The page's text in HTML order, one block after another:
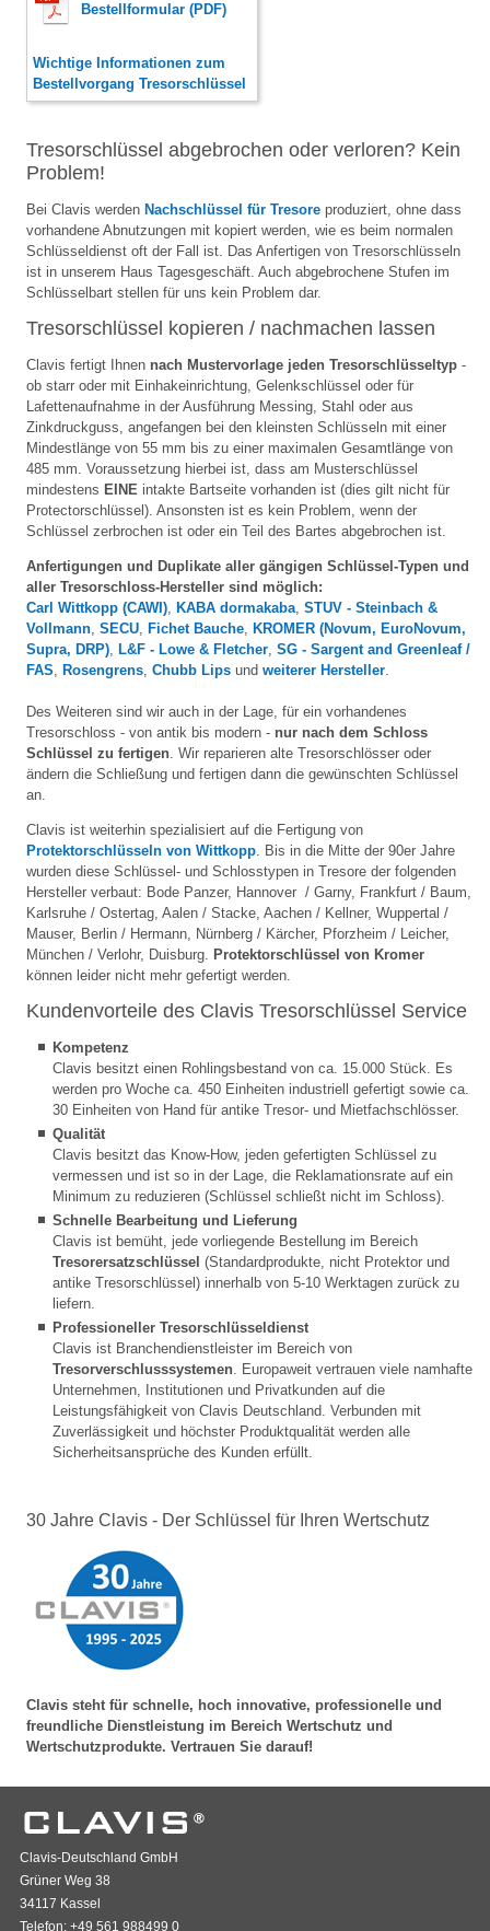
Bestellformular (PDF)
Wichtige Informationen zum
Bestellvorgang Tresorschlüssel
Tresorschlüssel abgebrochen oder verloren? Kein
Problem!
Bei Clavis werden Nachschlüssel für Tresore produziert, ohne dass
vorhandene Abnutzungen mit kopiert werden, wie es beim normalen
Schlüsseldienst oft der Fall ist. Das Anfertigen von Tresorschlüsseln
ist in unserem Haus Tagesgeschäft. Auch abgebrochene Stufen im
Schlüsselbart stellen für uns kein Problem dar.
Tresorschlüssel kopieren / nachmachen lassen
Clavis fertigt Ihnen nach Mustervorlage jeden Tresorschlüsseltyp -
ob starr oder mit Einhakeinrichtung, Gelenkschlüssel oder für
Lafettenaufnahme in der Ausführung Messing, Stahl oder aus
Zinkdruckguss, angefangen bei den kleinsten Schlüsseln mit einer
Mindestlänge von 55 mm bis zu einer maximalen Gesamtlänge von
485 mm. Voraussetzung hierbei ist, dass am Musterschlüssel
mindestens EINE intakte Bartseite vorhanden ist (dies gilt nicht für
Protectorschlüssel). Ansonsten ist es kein Problem, wenn der
Schlüssel zerbrochen ist oder ein Teil des Bartes abgebrochen ist.
Anfertigungen und Duplikate aller gängigen Schlüssel-Typen und
aller Tresorschloss-Hersteller sind möglich:
Carl Wittkopp (CAWI), KABA dormakaba,STUV - Steinbach &
Vollmann,SECU, Fichet Bauche, KROMER (Novum, EuroNovum,
Supra, DRP), L&F - Lowe & Fletcher,SG - Sargent and Greenleaf /
FAS, Rosengrens,Chubb Lips undweiterer Hersteller.
Des Weiteren sind wir auch in der Lage, für ein vorhandenes
Tresorschloss - von antik bis modern - nur nach dem Schloss
Schlüssel zu fertigen. Wir reparieren alte Tresorschlösser oder
ändern die Schließung und fertigen dann die gewünschten Schlüssel
an.
Clavis ist weiterhin spezialisiert auf die Fertigung von
Protektorschlüsseln von Wittkopp. Bis in die Mitte der 90er Jahre
wurden diese Schlüssel- und Schlosstypen in Tresore der folgenden
Hersteller verbaut: Bode Panzer, Hannover / Garny, Frankfurt / Baum,
Karlsruhe / Ostertag, Aalen / Stacke, Aachen / Kellner, Wuppertal /
Mauser, Berlin / Hermann, Nürnberg / Kärcher, Pforzheim / Leicher,
München / Verlohr, Duisburg. Protektorschlüssel von Kromer
können leider nicht mehr gefertigt werden.
Kundenvorteile des Clavis Tresorschlüssel Service
Kompetenz
Clavis besitzt einen Rohlingsbestand von ca. 15.000 Stück. Es
werden pro Woche ca. 450 Einheiten industriell gefertigt sowie ca.
30 Einheiten von Hand für antike Tresor- und Mietfachschlösser.
Qualität
Clavis besitzt das Know-How, jeden gefertigten Schlüssel zu
vermessen und ist so in der Lage, die Reklamationsrate auf ein
Minimum zu reduzieren (Schlüssel schließt nicht im Schloss).
Schnelle Bearbeitung und Lieferung
Clavis ist bemüht, jede vorliegende Bestellung im Bereich
Tresorersatzschlüssel (Standardprodukte, nicht Protektor und
antike Tresorschlüssel) innerhalb von 5-10 Werktagen zurück zu
liefern.
Professioneller Tresorschlüsseldienst
Clavis ist Branchendienstleister im Bereich von
Tresorverschlusssystemen. Europaweit vertrauen viele namhafte
Unternehmen, Institutionen und Privatkunden auf die
Leistungsfähigkeit von Clavis Deutschland. Verbunden mit
Zuverlässigkeit und höchster Produktqualität werden alle
Sicherheitsansprüche des Kunden erfüllt.
30 Jahre Clavis - Der Schlüssel für Ihren Wertschutz
Clavis steht für schnelle, hoch innovative, professionelle und
freundliche Dienstleistung im Bereich Wertschutz und
Wertschutzprodukte. Vertrauen Sie darauf!
Clavis-Deutschland GmbH
Grüner Weg 38
34117 Kassel
Telefon: +49 561 988499 0